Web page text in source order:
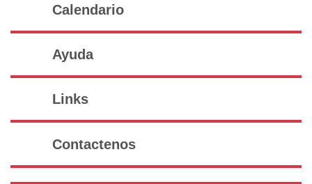
Calendario
Ayuda
Links
Contactenos